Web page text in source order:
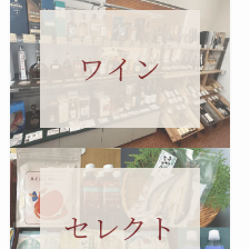
ワイン
セレクト